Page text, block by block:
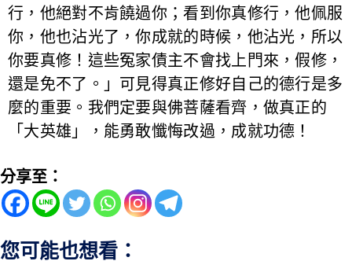
行，他絕對不肯饒過你；看到你真修行，他佩服
你，他也沾光了，你成就的時候，他沾光，所以
你要真修！這些冤家債主不會找上門來，假修，
還是免不了。」可見得真正修好自己的德行是多
麼的重要。我們定要與佛菩薩看齊，做真正的
「大英雄」，能勇敢懺悔改過，成就功德！
分享至：
您可能也想看：